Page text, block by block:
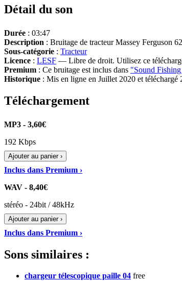
Détail du son
Durée : 03:47
Description : Bruitage de tracteur Massey Ferguson
Sous-catégorie : Tracteur
Licence : LESF — Libre de droit. Utilisez ce
Premium : Ce bruitage est inclus dans "Sound
Historique : Mis en ligne en Juillet 2020 et téléchargé
Téléchargement
MP3 - 3,60€
192 Kbps
Ajouter au panier ›
Inclus dans Premium ›
WAV - 8,40€
stéréo - 24bit / 48kHz
Ajouter au panier ›
Inclus dans Premium ›
Sons similaires :
chargeur télescopique paille 04 free